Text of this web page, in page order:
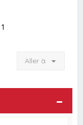
1
Aller à